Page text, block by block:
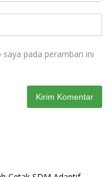
pada peramban ini